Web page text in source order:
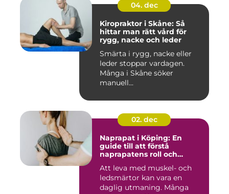
04. dec
Kiropraktor i Skåne: Så
hittar man rätt vård för
rygg, nacke och leder
Smärta i rygg, nacke eller
leder stoppar vardagen.
Många i Skåne söker
manuell...
02. dec
Naprapat i Köping: En
guide till att förstå
naprapatens roll och
Att leva med muskel- och
ledsmärtor kan vara en
daglig utmaning. Många